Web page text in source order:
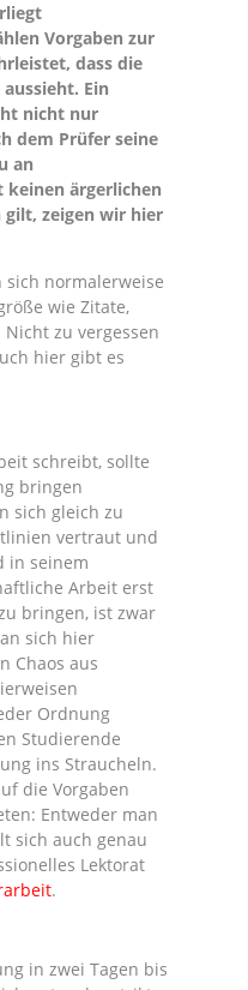
Vorgaben zur
dass die
Ein
nicht nur
dem Prüfer seine
an
ärgerlichen
gilt, zeigen wir hier
sich normalerweise
wie Zitate,
zu vergessen
hier gibt es
schreibt, sollte
bringen
sich gleich zu
vertraut und
in seinem
Arbeit erst
bringen, ist zwar
sich hier
Chaos aus
Ordnung
Studierende
ins Straucheln.
die Vorgaben
Entweder man
sich auch genau
Lektorat
.
in zwei Tagen bis